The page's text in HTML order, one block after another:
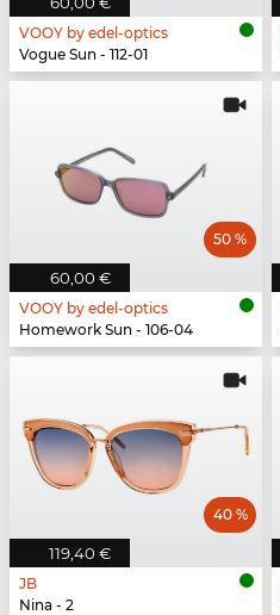
VOOY by edel-optics
Vogue Sun - 112-01
60,00 €
50 %
VOOY by edel-optics
Homework Sun - 106-04
119,40 €
40 %
JB
Nina - 2